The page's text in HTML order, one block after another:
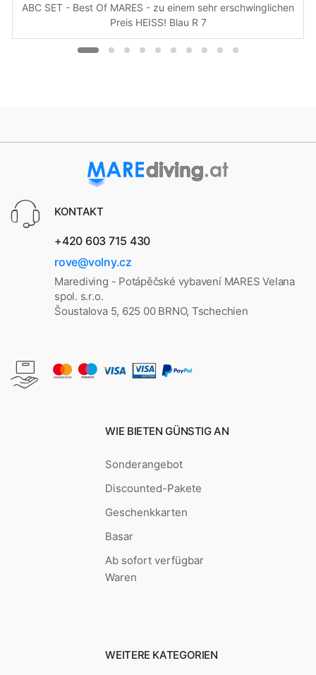
ABC SET - Best Of MARES - zu einem sehr erschwinglichen
Preis HEISS! Blau R 7
KONTAKT
+420 603 715 430
rove@volny.cz
Marediving - Potápěčské vybavení MARES Velana
spol. s.r.o.
Šoustalova 5, 625 00 BRNO, Tschechien
WIE BIETEN GÜNSTIG AN
Sonderangebot
Discounted-Pakete
Geschenkkarten
Basar
Ab sofort verfügbar
Waren
WEITERE KATEGORIEN